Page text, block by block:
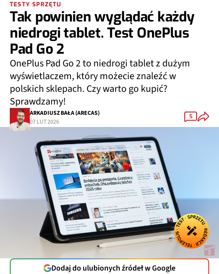
TESTY SPRZĘTU
Tak powinien wyglądać każdy
niedrogi tablet. Test OnePlus
Pad Go 2
OnePlus Pad Go 2 to niedrogi tablet z dużym
wyświetlaczem, który możecie znaleźć w
polskich sklepach. Czy warto go kupić?
Sprawdzamy!
ARKADIUSZ BAŁA (ARECAS)
07 LUT 2026
5
Dodaj do ulubionych źródeł w Google